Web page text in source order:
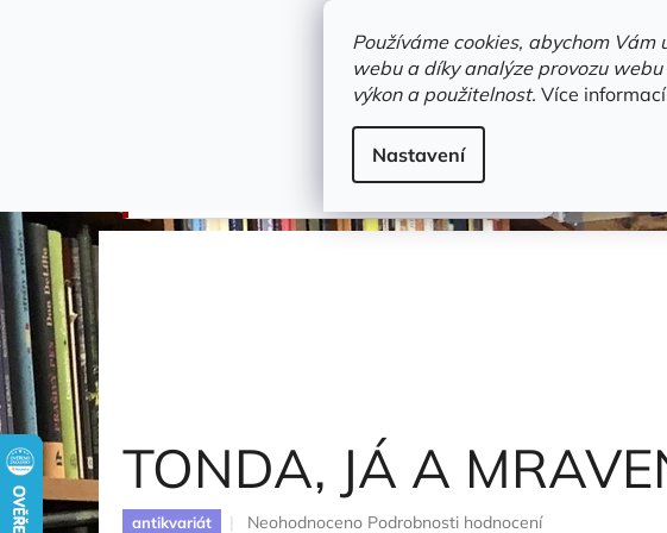
Používáme cookies, abychom
webu a díky analýze provozu
výkon a použitelnost. Více informací
Nastavení
Novinky Trvalky a bestsellery
Dětské / Dobrodružné knihy
TONDA, JÁ A MRAVENCIBlažková Jaroslava
TONDA, JÁ A
antikvariát
Průměrné
Neohodnoceno Podrobnosti hodnocení